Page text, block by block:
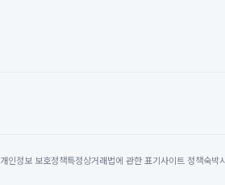
개인정보 보호정책특정상거래법에 관한 표기사이트 정책숙박